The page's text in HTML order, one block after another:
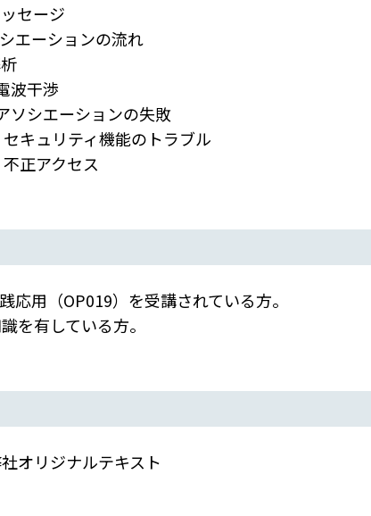
セージ
エーションの流れ
波干渉
ソシエーションの失敗
キュリティ機能のトラブル
正アクセス
応用（OP019）を受講されている方。
を有している方。
オリジナルテキスト